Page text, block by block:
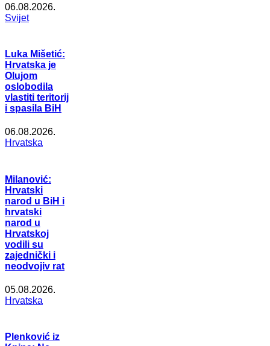
06.08.2026.
Svijet
Luka Mišetić:
Hrvatska je
Olujom
oslobodila
vlastiti teritorij
i spasila BiH
06.08.2026.
Hrvatska
Milanović:
Hrvatski
narod u BiH i
hrvatski
narod u
Hrvatskoj
vodili su
zajednički i
neodvojiv rat
05.08.2026.
Hrvatska
Plenković iz